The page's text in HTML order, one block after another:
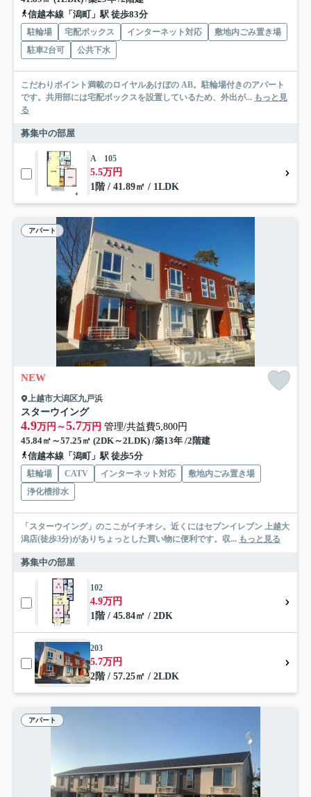
信越本線「潟町」駅 徒歩83分
駐輪場 宅配ボックス インターネット対応
敷地内ごみ置き場
駐車2台可
公共下水
こだわりポイント満載のロイヤルあけぼの AB。駐輪場付きのアパート
です。共用部には宅配ボックスを設置しているため、外出が... もっと見
る
募集中の部屋
A 105
5.5万円
1階 / 41.89㎡ / 1LDK
アパート
NEW
上越市大潟区九戸浜
スターウイング
4.9万円～5.7万円 管理/共益費5,800円
45.84㎡～57.25㎡ (2DK～2LDK) /築13年 /2階建
信越本線「潟町」駅 徒歩5分
駐輪場 CATV インターネット対応
敷地内ごみ置き場
浄化槽排水
「スターウイング」のここがイチオシ。近くにはセブンイレブン 上越大
潟店(徒歩3分)がありちょっとした買い物に便利です。収... もっと見る
募集中の部屋
102
4.9万円
1階 / 45.84㎡ / 2DK
203
5.7万円
2階 / 57.25㎡ / 2LDK
アパート